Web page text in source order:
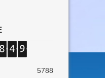
5788